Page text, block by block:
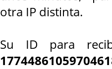
otra IP distinta.
Su ID para